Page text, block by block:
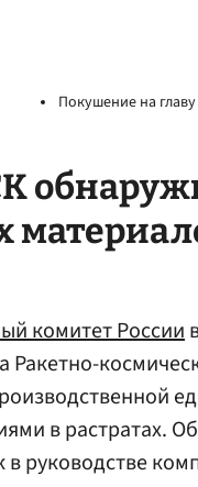
Покушение на
комитет России
Ракетно-
в растратах.
в руководстве